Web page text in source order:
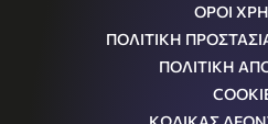
ΟΡΟΙ
ΠΟΛΙΤΙΚΗ
ΠΟΛΙΤΙΚΗ